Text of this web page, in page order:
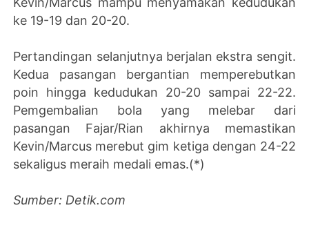
ke 19-19 dan 20-20.
Pertandingan selanjutnya berjalan ekstra sengit.
Kedua pasangan bergantian memperebutkan
poin hingga kedudukan 20-20 sampai 22-22.
Pemgembalian bola yang melebar dari
pasangan Fajar/Rian akhirnya memastikan
Kevin/Marcus merebut gim ketiga dengan 24-22
sekaligus meraih medali emas.(*)
Sumber: Detik.com